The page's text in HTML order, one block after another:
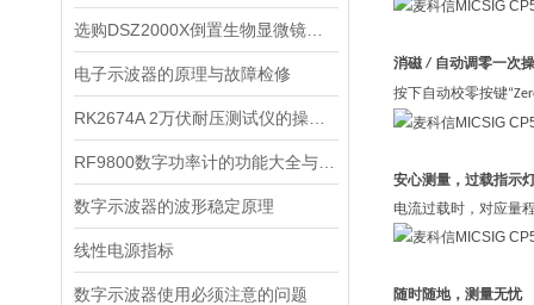
电子示波器的原理与故障检修
数字示波器的波形稳定原理
线性电源指标
数字示波器使用必须注意的问题
消磁 / 自动调零一次
按下自动校零按键
安心测量，过载指示
电流过载时，对应量
随时随地，测量无忧